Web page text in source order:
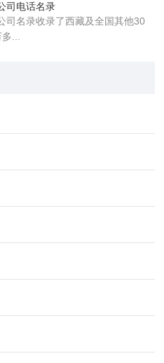
司电话名录
司名录收录了西藏及全国其他30
...